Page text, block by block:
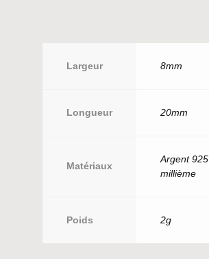
Largeur 8mm
Longueur 20mm
Matériaux
Argent 925
millième
Poids 2g